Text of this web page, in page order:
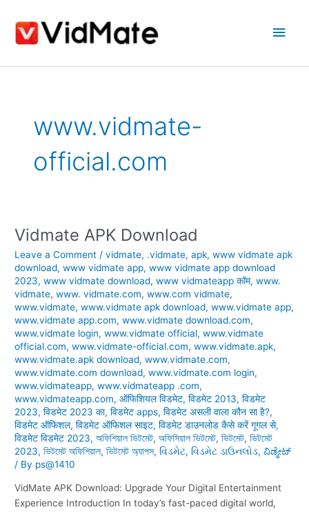
content
Main
www.vidmate-
official.com
Vidmate APK Download
Leave a Comment /vidmate, .vidmate,apk,www vidmate apk
download,www vidmate app,www vidmate app download
2023,www vidmate download,www vidmateapp कॉम,www.
vidmate,www. vidmate.com,www.com vidmate,
www.vidmate,www.vidmate apk download,www.vidmate app,
www.vidmate app.com,www.vidmate download.com,
www.vidmate login,www.vidmate official,www.vidmate
official.com,www.vidmate-official.com,www.vidmate.apk,
www.vidmate.apk download,www.vidmate.com,
www.vidmate.com download,www.vidmate.com login,
www.vidmateapp,www.vidmateapp .com,
www.vidmateapp.com,ऑफिशियल विडमेट,विडमेट 2013,विडमेट
2023,विडमेट 2023 का,विडमेट apps,विडमेट असली वाला कौन सा है?,
विडमेट ऑफिशल,विडमेट ऑफिशल साइट,विडमेट डाउनलोड कैसे करें गूगल से,
विडमेट विडमेट 2023,অফিশিয়াল ভিটমেট,অফিসিয়াল ভিটমেট,ভিটমেট,ভিটমেট
2023,ভিটমেট অফিশিয়াল,ভিটমেট অ্যাপস, વિડમેટ, વિડમેટ ડાઉનલોડ,ವಿಡ್ಮೇಟ್
/ By ps@1410
VidMate APK Download: Upgrade Your Digital Entertainment
Experience Introduction In today’s fast-paced digital world,
Vidmate
Download